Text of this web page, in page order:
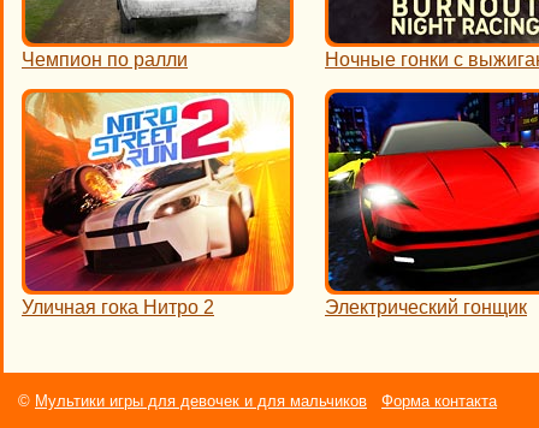
Чемпион по ралли Ночные гонки с
Уличная гока Нитро 2 Электрический гонщик
© Мультики игры для девочек и для мальчиков Форма контакта